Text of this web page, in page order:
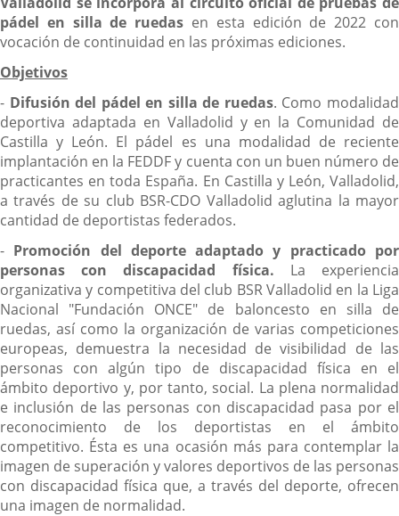
pádel en silla de ruedas en esta edición de 2022 con
vocación de continuidad en las próximas ediciones.
Objetivos
- Difusión del pádel en silla de ruedas. Como modalidad
deportiva adaptada en Valladolid y en la Comunidad de
Castilla y León. El pádel es una modalidad de reciente
implantación en la FEDDF y cuenta con un buen número de
practicantes en toda España. En Castilla y León, Valladolid,
a través de su club BSR-CDO Valladolid aglutina la mayor
cantidad de deportistas federados.
- Promoción del deporte adaptado y practicado por
personas con discapacidad física. La experiencia
organizativa y competitiva del club BSR Valladolid en la Liga
Nacional "Fundación ONCE" de baloncesto en silla de
ruedas, así como la organización de varias competiciones
europeas, demuestra la necesidad de visibilidad de las
personas con algún tipo de discapacidad física en el
ámbito deportivo y, por tanto, social. La plena normalidad
e inclusión de las personas con discapacidad pasa por el
reconocimiento de los deportistas en el ámbito
competitivo. Ésta es una ocasión más para contemplar la
imagen de superación y valores deportivos de las personas
con discapacidad física que, a través del deporte, ofrecen
una imagen de normalidad.